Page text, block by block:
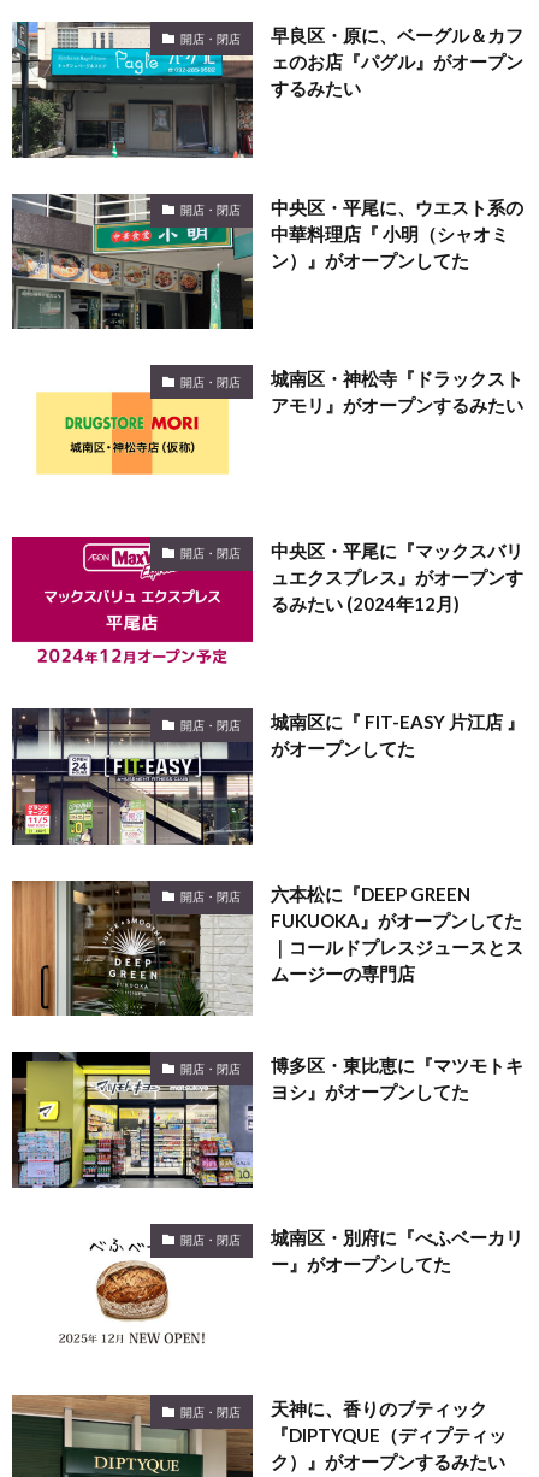
開店・閉店
早良区・原に、ベーグル＆カフ
ェのお店『パグル』がオープン
するみたい
開店・閉店
中央区・平尾に、ウエスト系の
中華料理店『 小明（シャオミ
ン）』がオープンしてた
開店・閉店
城南区・神松寺『ドラックスト
アモリ』がオープンするみたい
開店・閉店
中央区・平尾に『マックスバリ
ュエクスプレス』がオープンす
るみたい (2024年12月)
開店・閉店
城南区に『 FIT-EASY 片江店 』
がオープンしてた
開店・閉店
六本松に『DEEP GREEN
FUKUOKA』がオープンしてた
｜コールドプレスジュースとス
ムージーの専門店
開店・閉店
博多区・東比恵に『マツモトキ
ヨシ』がオープンしてた
開店・閉店
城南区・別府に『べふベーカリ
ー』がオープンしてた
開店・閉店
天神に、香りのブティック
『DIPTYQUE（ディプティッ
ク）』がオープンするみたい